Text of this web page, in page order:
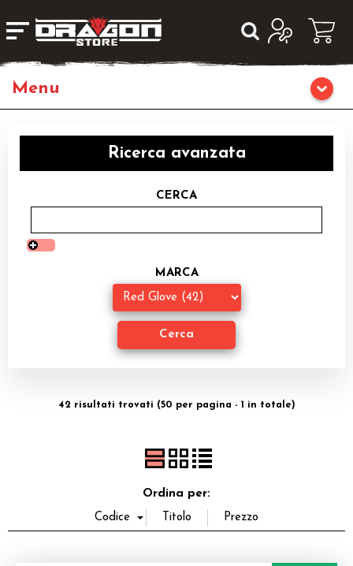
Giochi di Ruolo
Librigame
Editoria
Giochi di Carte Collezionabili
Accessori
Ricerca avanzata
CERCA
MARCA
42 risultati trovati (50 per pagina - 1 in totale)
Ordina per: